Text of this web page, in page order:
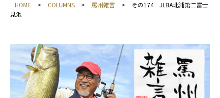
HOME > COLUMNS > 罵州雑言 >
その174 JLBA北浦第二富士
見池